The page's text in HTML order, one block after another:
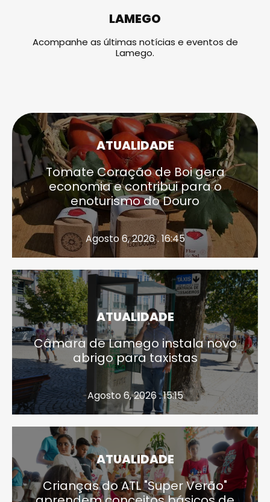
LAMEGO
Acompanhe as últimas notícias e eventos de
Lamego.
ATUALIDADE
Tomate Coração de Boi gera
economia e contribui para o
enoturismo do Douro
Agosto 6, 2026 . 16:45
ATUALIDADE
Câmara de Lamego instala novo
abrigo para taxistas
Agosto 6, 2026 . 15:15
ATUALIDADE
Crianças do ATL "Super Verão"